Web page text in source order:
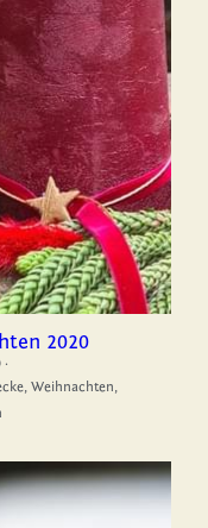
2020
·
Weihnachten,